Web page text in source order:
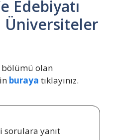
Edebiyatı
Üniversiteler
bölümü olan
buraya tıklayınız.
sorulara yanıt